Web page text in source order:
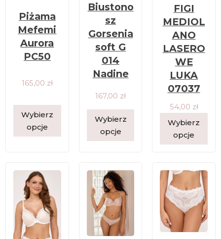
Piżama
Mefemi
Aurora
PC50
165,00 zł
Wybierz
opcje
Biustono
sz
Gorsenia
soft G
014
Nadine
167,00 zł
Wybierz
opcje
FIGI
MEDIOL
ANO
LASERO
WE
LUKA
07037
54,00 zł
Wybierz
opcje